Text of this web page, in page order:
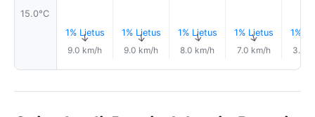
15.0°C
1% Lietus
↑
9.0 km/h
1% Lietus
↑
9.0 km/h
1% Lietus
↑
8.0 km/h
1% Lietus
↑
7.0 km/h
1%
3.0